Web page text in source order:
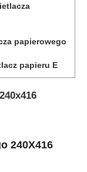
papierowego
papieru E
240X416